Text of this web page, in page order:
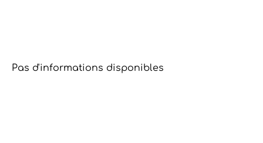
Pas d'informations disponibles